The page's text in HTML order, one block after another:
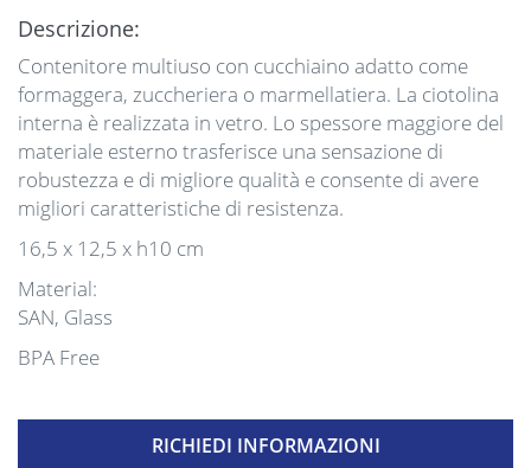
Descrizione:
Contenitore multiuso con cucchiaino adatto come
formaggera, zuccheriera o marmellatiera. La ciotolina
interna è realizzata in vetro. Lo spessore maggiore del
materiale esterno trasferisce una sensazione di
robustezza e di migliore qualità e consente di avere
migliori caratteristiche di resistenza.
16,5 x 12,5 x h10 cm
Material:
SAN, Glass
BPA Free
RICHIEDI INFORMAZIONI